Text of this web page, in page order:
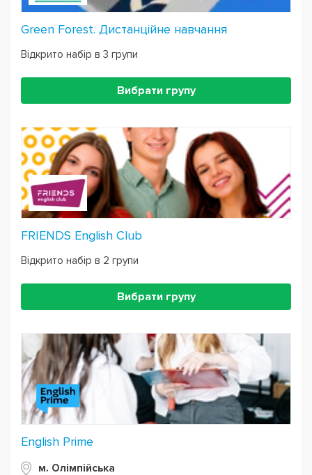
Green Forest. Дистанційне навчання
Відкрито набір в 3 групи
Вибрати групу
FRIENDS English Club
Відкрито набір в 2 групи
Вибрати групу
English Prime
м. Олімпійська